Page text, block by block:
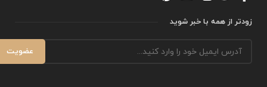
زودتر از همه با خبر شوید